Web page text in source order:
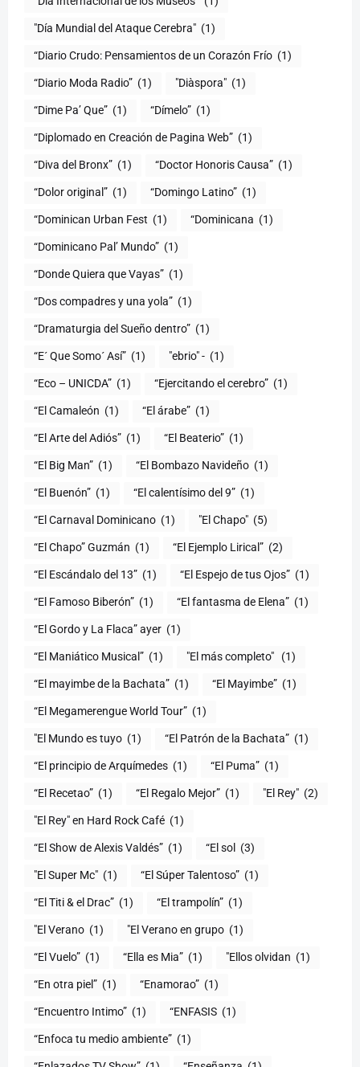
"Día Mundial del Ataque Cerebra" (1)
“Diario Crudo: Pensamientos de un Corazón Frío (1)
“Diario Moda Radio” (1) (1)
“Dime Pa’ Que” (1) “Dímelo” (1)
“Diplomado en Creación de Pagina Web” (1)
“Diva del Bronx” (1) “Doctor Honoris Causa” (1)
“Dolor original” (1) “Domingo Latino” (1)
“Dominican Urban Fest (1) “Dominicana (1)
“Dominicano Pal’ Mundo” (1)
“Donde Quiera que Vayas” (1)
“Dos compadres y una yola” (1)
“Dramaturgia del Sueño dentro” (1)
“E´ Que Somo´ Así” (1) "ebrio" - (1)
“Eco – UNICDA” (1) “Ejercitando el cerebro” (1)
“El Camaleón (1) “El árabe” (1)
“El Arte del Adiós” (1) “El Beaterio” (1)
“El Big Man” (1) “El Bombazo Navideño (1)
“El Buenón” (1) “El calentísimo del 9” (1)
“El Carnaval Dominicano (1) "El Chapo" (5)
“El Chapo” Guzmán (1) “El Ejemplo Lirical” (2)
“El Escándalo del 13” (1) “El Espejo de tus Ojos” (1)
“El Famoso Biberón” (1) “El fantasma de Elena” (1)
“El Gordo y La Flaca” ayer (1)
“El Maniático Musical” (1) "El más completo" ​ (1)
“El mayimbe de la Bachata” (1) “El Mayimbe” (1)
“El Megamerengue World Tour” (1)
"El Mundo es tuyo (1) “El Patrón de la Bachata” (1)
“El principio de Arquímedes (1) “El Puma” (1)
“El Recetao” (1) “El Regalo Mejor” (1) "El Rey" (2)
"El Rey" en Hard Rock Café (1)
“El Show de Alexis Valdés” (1) “El sol (3)
"El Super Mc" (1) (1)
“El Titi & el Drac” (1) “El trampolín” (1)
"El Verano (1) "El Verano en grupo (1)
(1) “Ella es Mia” (1) "Ellos olvidan (1)
“En otra piel” (1) “Enamorao” (1)
“Encuentro Intimo” (1) “ENFASIS (1)
“Enfoca tu medio ambiente” (1)